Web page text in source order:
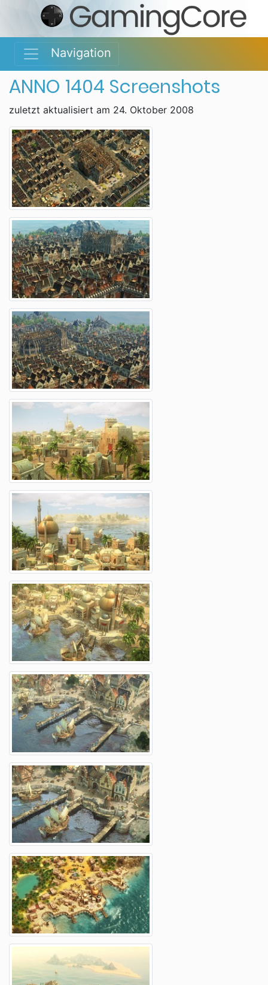
Navigation
ANNO 1404 Screenshots
zuletzt aktualisiert am 24. Oktober 2008